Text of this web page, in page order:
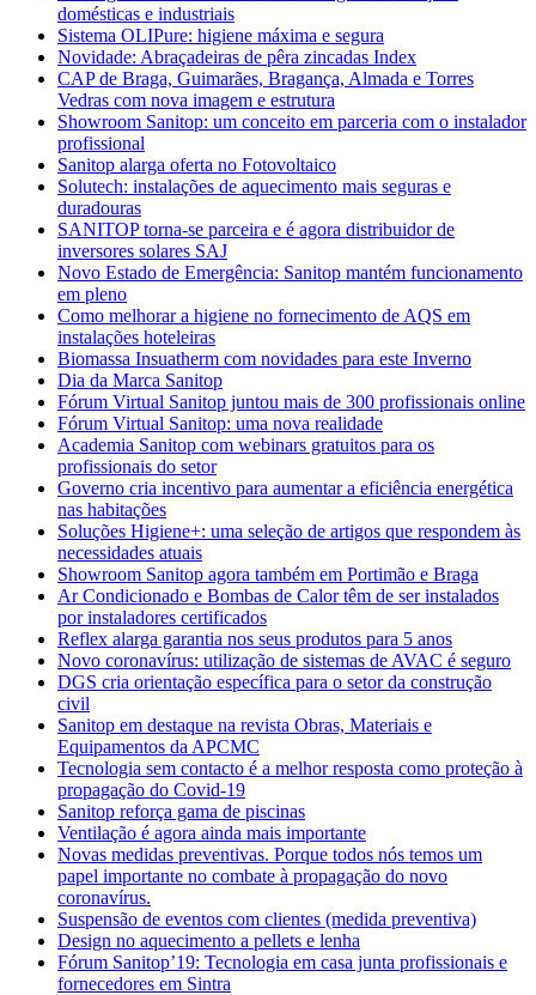
domésticas e industriais
Sistema OLIPure: higiene máxima e segura
Novidade: Abraçadeiras de pêra zincadas Index
CAP de Braga, Guimarães, Bragança, Almada e Torres
Vedras com nova imagem e estrutura
Showroom Sanitop: um conceito em parceria com o instalador
profissional
Sanitop alarga oferta no Fotovoltaico
Solutech: instalações de aquecimento mais seguras e
duradouras
SANITOP torna-se parceira e é agora distribuidor de
inversores solares SAJ
Novo Estado de Emergência: Sanitop mantém funcionamento
em pleno
Como melhorar a higiene no fornecimento de AQS em
instalações hoteleiras
Biomassa Insuatherm com novidades para este Inverno
Dia da Marca Sanitop
Fórum Virtual Sanitop juntou mais de 300 profissionais online
Fórum Virtual Sanitop: uma nova realidade
Academia Sanitop com webinars gratuitos para os
profissionais do setor
Governo cria incentivo para aumentar a eficiência energética
nas habitações
Soluções Higiene+: uma seleção de artigos que respondem às
necessidades atuais
Showroom Sanitop agora também em Portimão e Braga
Ar Condicionado e Bombas de Calor têm de ser instalados
por instaladores certificados
Reflex alarga garantia nos seus produtos para 5 anos
Novo coronavírus: utilização de sistemas de AVAC é seguro
DGS cria orientação específica para o setor da construção
civil
Sanitop em destaque na revista Obras, Materiais e
Equipamentos da APCMC
Tecnologia sem contacto é a melhor resposta como proteção à
propagação do Covid-19
Sanitop reforça gama de piscinas
Ventilação é agora ainda mais importante
Novas medidas preventivas. Porque todos nós temos um
papel importante no combate à propagação do novo
coronavírus.
Suspensão de eventos com clientes (medida preventiva)
Design no aquecimento a pellets e lenha
Fórum Sanitop’19: Tecnologia em casa junta profissionais e
fornecedores em Sintra